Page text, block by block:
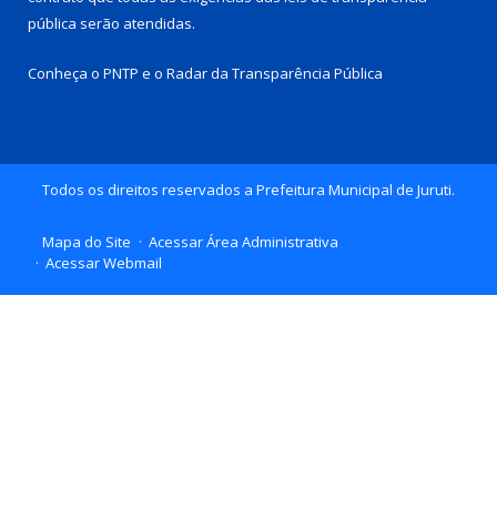
pública serão atendidas.
Conheça o PNTP e o Radar da Transparência Pública
Todos os direitos reservados a Prefeitura Municipal de Juruti.
Mapa do Site
Acessar Área Administrativa
Acessar Webmail